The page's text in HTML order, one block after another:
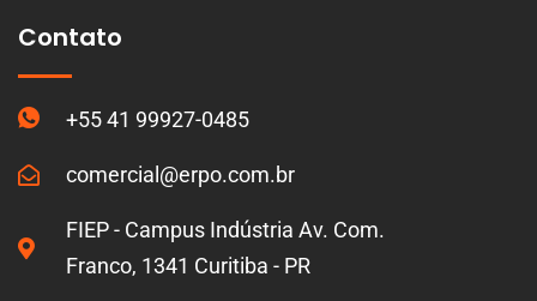
Contato
+55 41 99927-0485
comercial@erpo.com.br
FIEP - Campus Indústria Av. Com.
Franco, 1341 Curitiba - PR